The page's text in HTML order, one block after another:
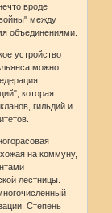
вроде
между
объединениями.
устройство
можно
которая
гильдий и
на коммуну,
лестницы.
Степень